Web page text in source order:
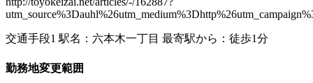
交通手段1 駅名：六本木一丁目 最寄駅から：徒歩1分
勤務地変更範囲